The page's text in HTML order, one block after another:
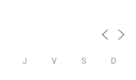
J V S D